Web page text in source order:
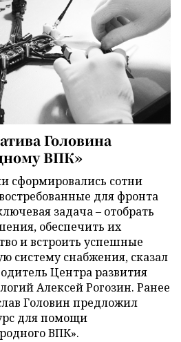
Головина
ВПК»
сформировались сотни
для фронта
задача – отобрать
обеспечить их
и встроить успешные
систему снабжения, сказал
Центра развития
Алексей Рогозин. Ранее
Головин предложил
для помощи
ВПК».